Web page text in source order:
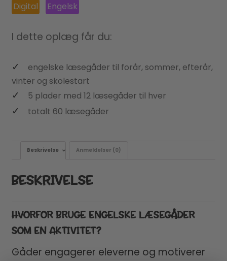
Digital Engelsk
I dette oplæg får du:
engelske læsegåder til forår, sommer, efterår,
vinter og skolestart
5 plader med 12 læsegåder til hver
totalt 60 læsegåder
Beskrivelse Anmeldelser (0)
BESKRIVELSE
HVORFOR BRUGE ENGELSKE LÆSEGÅDER
SOM EN AKTIVITET?
Gåder engagerer eleverne og motiverer